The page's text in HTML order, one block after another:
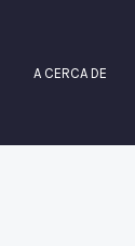
A CERCA DE